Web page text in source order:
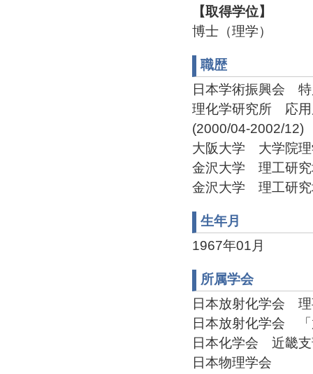
【取得学位】
博士（理学）
職歴
日本学術振興会 特
理化学研究所 応
(2000/04-2002/12)
大阪大学 大学院
金沢大学 理工研
金沢大学 理工研
生年月
1967年01月
所属学会
日本放射化学会
日本放射化学会 「
日本化学会 近畿
日本物理学会